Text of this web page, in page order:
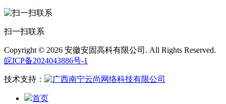
扫一扫联系
Copyright © 2026 安徽安固高科有限公司. All Rights Reserved.
皖ICP备2024043886号-1
技术支持：
首页